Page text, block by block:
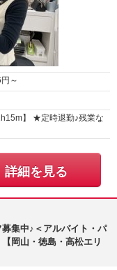
円～
】 ★定時退勤♪残業な
詳細を見る
集中♪＜アルバイト・パ
岡山・徳島・高松エリ